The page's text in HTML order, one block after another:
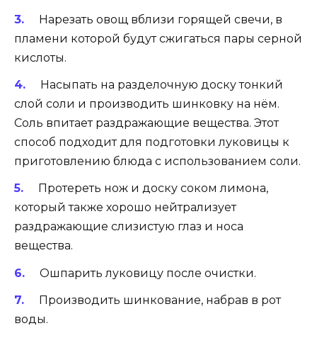
Нарезать овощ вблизи горящей свечи, в
пламени которой будут сжигаться пары серной
кислоты.
Насыпать на разделочную доску тонкий
слой соли и производить шинковку на нём.
Соль впитает раздражающие вещества. Этот
способ подходит для подготовки луковицы к
приготовлению блюда с использованием соли.
Протереть нож и доску соком лимона,
который также хорошо нейтрализует
раздражающие слизистую глаз и носа
вещества.
Ошпарить луковицу после очистки.
Производить шинкование, набрав в рот
воды.